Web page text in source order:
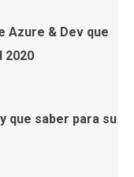
Azure & Dev que
2020
que saber para su